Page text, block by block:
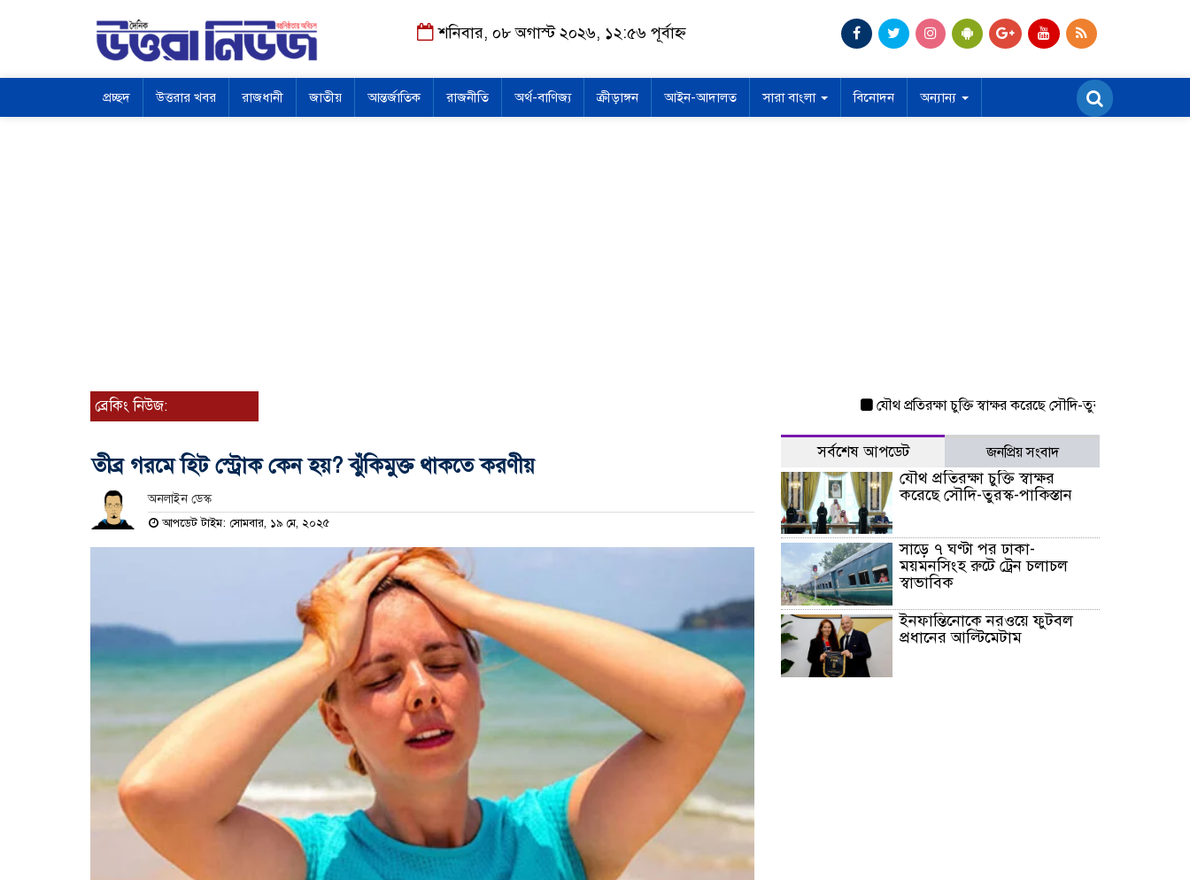
শনিবার, ০৮ অগাস্ট ২০২৬, ১২:৫৬ পূর্বাহ্ন
প্রচ্ছদ উত্তরার খবর রাজধানী জাতীয় আন্তর্জাতিক রাজনীতি অর্থ-বাণিজ্য ক্রীড়াঙ্গন আইন-আদালত সারা বাংলা বিনোদন অন্যান্য
ব্রেকিং নিউজ: যৌথ প্রতিরক্ষা চুক্তি স্বাক্ষর করেছে সৌদি-তুরস্ক-পাকিস্তান
তীব্র গরমে হিট স্ট্রোক কেন হয়? ঝুঁকিমুক্ত থাকতে করণীয়
অনলাইন ডেস্ক
আপডেট টাইম: সোমবার, ১৯ মে, ২০২৫
সর্বশেষ আপডেট জনপ্রিয় সংবাদ
যৌথ প্রতিরক্ষা চুক্তি স্বাক্ষর
করেছে সৌদি-তুরস্ক-পাকিস্তান
সাড়ে ৭ ঘণ্টা পর ঢাকা-
ময়মনসিংহ রুটে ট্রেন চলাচল
স্বাভাবিক
ইনফান্তিনোকে নরওয়ে ফুটবল
প্রধানের আল্টিমেটাম